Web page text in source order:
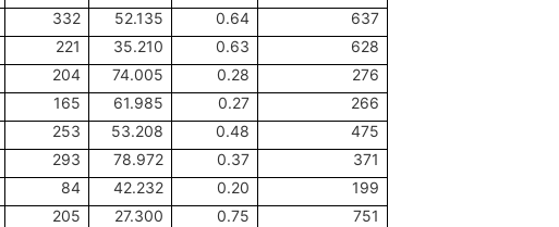
332 52.135 0.64
637
221 35.210 0.63
628
204 74.005 0.28
276
165 61.985 0.27
266
253 53.208 0.48
475
293 78.972 0.37
371
84 42.232 0.20
199
205 27.300 0.75
751